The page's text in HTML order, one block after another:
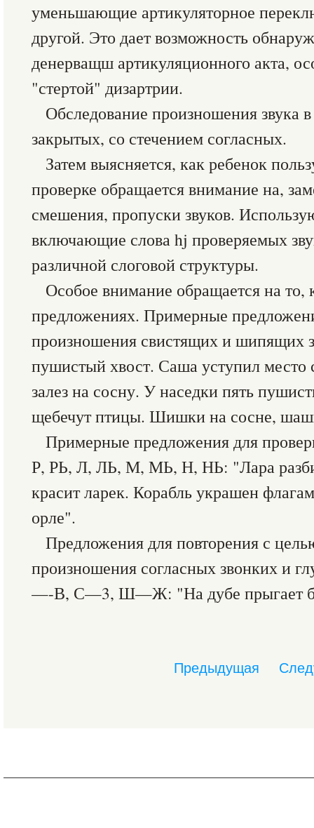
уменьшающие артикуляторное
другой. Это дает возможность
денерващш артикуляционного акта,
"стертой" дизартрии.
Обследование произношения звука
закрытых, со стечением согласных.
Затем выясняется, как ребенок
проверке обращается внимание на,
смешения, пропуски звуков.
включающие слова hj проверяемых
различной слоговой структуры.
Особое внимание обращается на то,
предложениях. Примерные
произношения свистящих и шипящих
пушистый хвост. Саша уступил
залез на сосну. У наседки пять
щебечут птицы. Шишки на сосне,
Примерные предложения для
Р, РЬ, Л, ЛЬ, М, МЬ, Н, НЬ: "Лара
красит ларек. Корабль украшен
орле".
Предложения для повторения с
произношения согласных звонких
—-В, С—3, Ш—Ж: "На дубе прыгает
Предыдущая